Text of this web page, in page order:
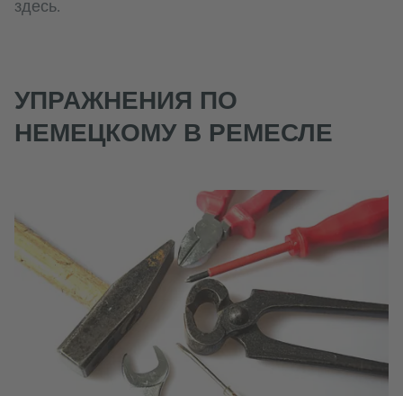
здесь.
УПРАЖНЕНИЯ ПО
НЕМЕЦКОМУ В РЕМЕСЛЕ